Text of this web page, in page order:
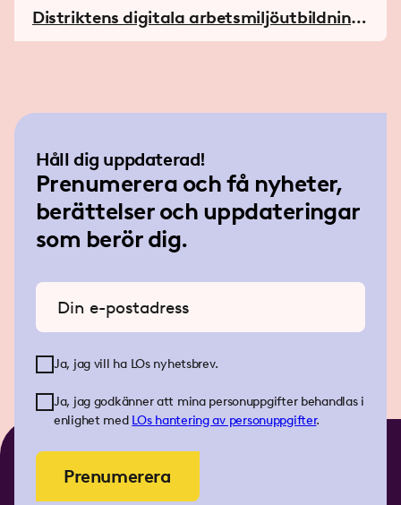
Distriktens digitala arbetsmiljöutbildning
ar
Håll dig uppdaterad!
Prenumerera och få nyheter,
berättelser och uppdateringar
som berör dig.
Ange din e-postadress
Ja, jag vill ha LOs nyhetsbrev.
Ja, jag godkänner att mina personuppgifter behandlas i
enlighet med LOs hantering av personuppgifter.
Prenumerera